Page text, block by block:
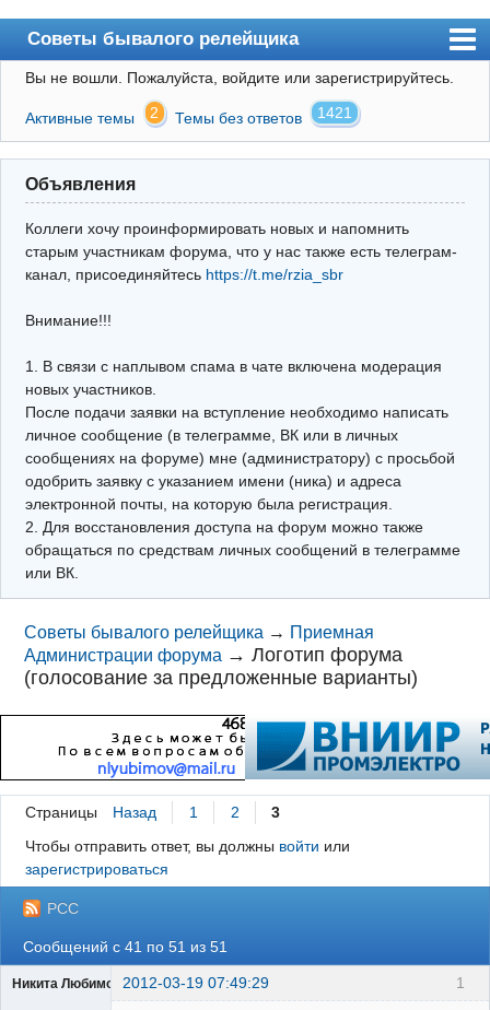
Советы бывалого релейщика
Форум
Правила
Поиск
Регистрация
Архив
Почта
Поиск релейщика
Видео РЗиА
Фотохостинг
Телеграм
Вы не вошли. Пожалуйста, войдите или зарегистрируйтесь.
Активные темы 2 Темы без ответов 1421
Объявления
Коллеги хочу проинформировать новых и напомнить
старым участникам форума, что у нас также есть телеграм-
канал, присоединяйтесь https://t.me/rzia_sbr
Внимание!!!
1. В связи с наплывом спама в чате включена модерация
новых участников.
После подачи заявки на вступление необходимо написать
личное сообщение (в телеграмме, ВК или в личных
сообщениях на форуме) мне (администратору) с просьбой
одобрить заявку с указанием имени (ника) и адреса
электронной почты, на которую была регистрация.
2. Для восстановления доступа на форум можно также
обращаться по средствам личных сообщений в телеграмме
или ВК.
Советы бывалого релейщика → Приемная
Администрации форума →Логотип форума
(голосование за предложенные варианты)
Страницы Назад 1 2
3
Чтобы отправить ответ, вы должны войти или
зарегистрироваться
РСС
Сообщений с 41 по 51 из 51
1
Никита Любимов 2012-03-19 07:49:29